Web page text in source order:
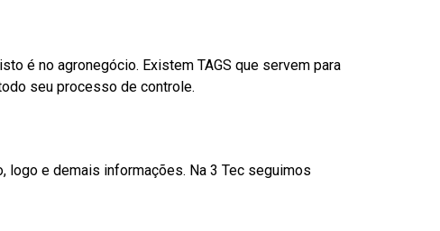
é no agronegócio. Existem TAGS que servem para
seu processo de controle.
e demais informações. Na 3 Tec seguimos